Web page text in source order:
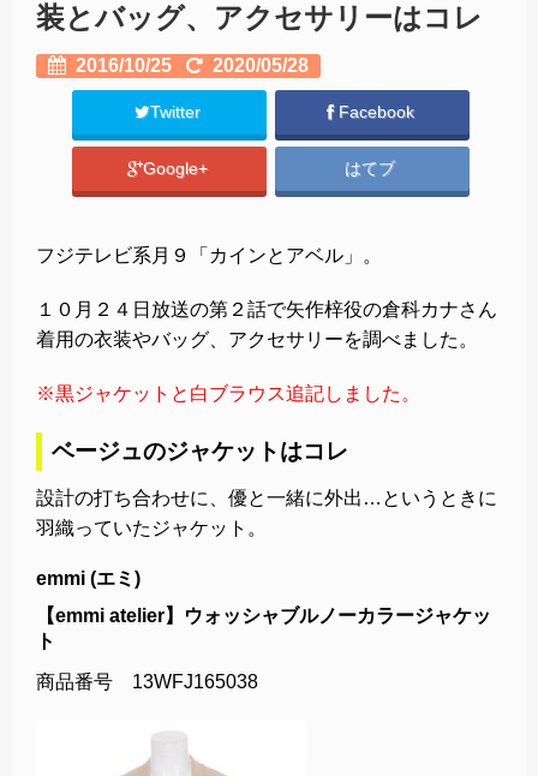
装とバッグ、アクセサリーはコレ
2016/10/25 2020/05/28
Twitter Facebook
Google+ はてブ
フジテレビ系月９「カインとアベル」。
１０月２４日放送の第２話で矢作梓役の倉科カナさん
着用の衣装やバッグ、アクセサリーを調べました。
※黒ジャケットと白ブラウス追記しました。
ベージュのジャケットはコレ
設計の打ち合わせに、優と一緒に外出…というときに
羽織っていたジャケット。
emmi (エミ)
【emmi atelier】ウォッシャブルノーカラージャケッ
ト
商品番号 13WFJ165038